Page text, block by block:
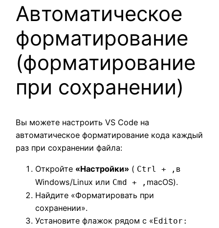
Автоматическое
форматирование
(форматирование
при сохранении)
Вы можете настроить VS Code на
автоматическое форматирование кода каждый
раз при сохранении файла:
Откройте «Настройки» ( Ctrl + , в
Windows/Linux или Cmd + , macOS).
Найдите «Форматировать при
сохранении».
Установите флажок рядом с «Editor: